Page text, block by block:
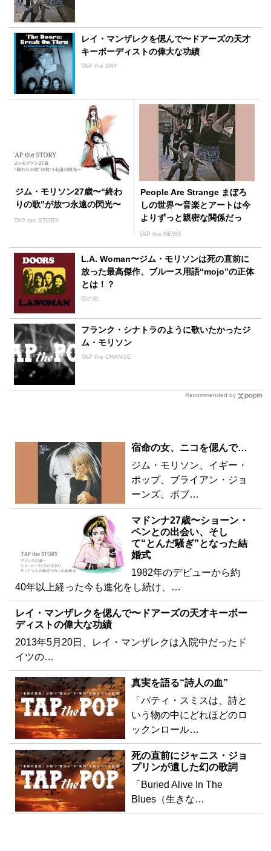
レイ・マンザレクを偲んで〜ドアーズの天才
キーボーディストの偉大な功績
TAP the DAY
ジム・モリソン27歳〜“終わ
りの歌”が放つ永遠の閃光〜
TAP the STORY
People Are Strange まぼろ
しの世界〜音楽とアートは今
よりずっと親密な関係だっ
た〜
TAP the NEWS
L.A. Woman〜ジム・モリソンは死の直前に
放った最高傑作、ブルース用語“mojo”の正体
とは！？
街の歌
フランク・シナトラのように歌いたかったジ
ム・モリソン
TAP the CHANGE
Recommended by
宿命の女、ニコを偲んで…
ジム・モリソン、イギー・
ポップ、ブライアン・ジョ
ーンズ、ボブ…
マドンナ27歳〜ショーン・
ペンとの出会い、そし
て“とんだ騒ぎ”となった結
婚式
1982年のデビューから約
40年以上経った今も進化をし続け、…
レイ・マンザレクを偲んで〜ドアーズの天才キーボー
ディストの偉大な功績
2013年5月20日、レイ・マンザレクは入院中だったド
イツの…
真実を語る“詩人の血”
「パティ・スミスは、詩と
いう物の中にどれほどのロ
ックンロール…
死の直前にジャニス・ジョ
プリンが遺した幻の歌詞
「Buried Alive In The
Blues（生きな…